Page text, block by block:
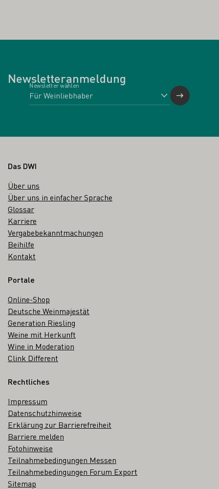
Newsletteranmeldung
Newsletter wählen
Fußbereich
Das DWI
Über uns
Über uns in einfacher Sprache
Glossar
Karriere
Vergabebekanntmachungen
Beihilfe
Kontakt
Portale
Online-Shop
Deutsche Weinmajestät
Generation Riesling
Weine mit Herkunft
Wine in Moderation
Clink Different
Rechtliches
Impressum
Datenschutzhinweise
Erklärung zur Barrierefreiheit
Barriere melden
Fotohinweise
Teilnahmebedingungen Messen
Teilnahmebedingungen Forum Export
Sitemap